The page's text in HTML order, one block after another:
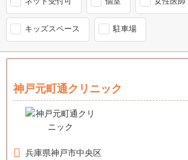
キッズスペース 駐車場
神戸元町通クリニック
兵庫県神戸市中央区